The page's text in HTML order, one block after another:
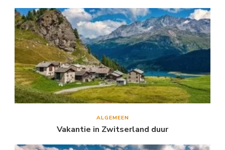
ALGEMEEN
Vakantie in Zwitserland duur